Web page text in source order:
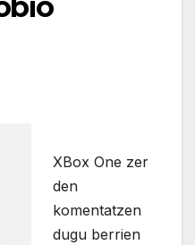
XBox One zer
den
komentatzen
dugu berrien